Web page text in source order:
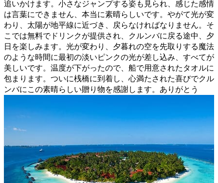
追いかけます。小さなジャンプする姿も見られ、感じた感情
は言葉にできません、本当に素晴らしいです。やがて光が変
わり、太陽が地平線に近づき、戻らなければなりません。そ
こでは無料でドリンクが提供され、クルンバに戻る途中、夕
日を楽しみます。光が変わり、夕暮れの空を先取りする魔法
のような時間に最初の淡いピンクの光が差し込み、すべてが
美しいです。温度が下がったので、船で用意されたタオルに
包まります。ついに桟橋に到着し、心満たされた喜びでクル
ンバにこの素晴らしい贈り物を感謝します。ありがとう